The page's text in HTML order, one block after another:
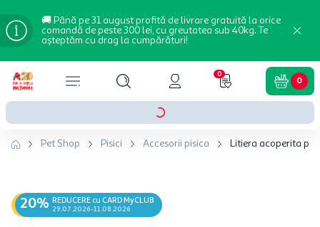
🚚 Până pe 31 august profită de livrare gratuită la orice
comandă de peste 300 lei, cu greutatea sub 40kg. Te
așteptăm cu drag la cumpărături!
0
0
Pet Shop Pisici Accesorii pisica Litiera acoperita
20% REDUCERE cu CARD MyCLUB
29.07.2026-11.08.2026